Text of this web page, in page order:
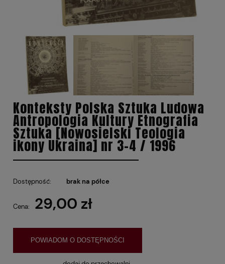
Konteksty Polska Sztuka Ludowa
Antropologia Kultury Etnografia
Sztuka [Nowosielski Teologia
ikony Ukraina] nr 3-4 / 1996
Dostępność: brak na półce
Cena: 29,00 zł
POWIADOM O DOSTĘPNOŚCI